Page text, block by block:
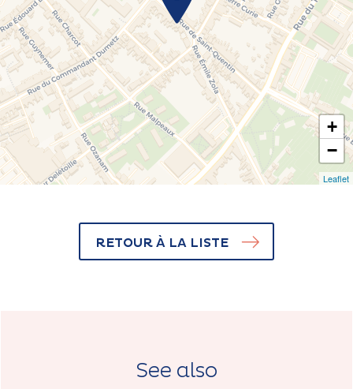
+
−
Leaflet
RETOUR À LA LISTE
See also